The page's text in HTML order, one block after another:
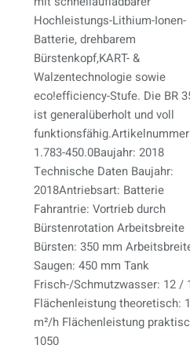
Hochleistungs-Lithium-Ionen-
Batterie, drehbarem
Bürstenkopf,KART- &
Walzentechnologie sowie
eco!efficiency-Stufe. Die BR
ist generalüberholt und voll
1.783-450.0Baujahr: 2018
Technische Daten Baujahr:
2018Antriebsart: Batterie
Fahrantrie: Vortrieb durch
Bürstenrotation Arbeitsbreite
Bürsten: 350 mm
Saugen: 450 mm Tank
Frisch-/Schmutzwasser: 12 /
Flächenleistung theoretisch:
m²/h Flächenleistung
1050